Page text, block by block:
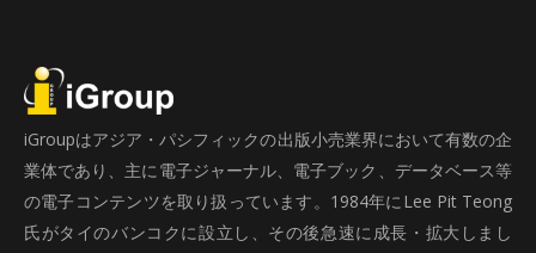
iGroupはアジア・パシフィックの出版小売業界において有数の企
業体であり、主に電子ジャーナル、電子ブック、データベース等
の電子コンテンツを取り扱っています。1984年にLee Pit Teong
氏がタイのバンコクに設立し、その後急速に成長・拡大しまし